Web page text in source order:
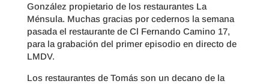
González propietario de los restaurantes La
Ménsula. Muchas gracias por cedernos la semana
pasada el restaurante de Cl Fernando Camino 17,
para la grabación del primer episodio en directo de
LMDV.
Los restaurantes de Tomás son un decano de la